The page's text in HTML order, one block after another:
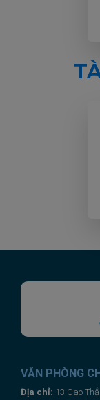
VĂN PHÒNG
Địa chỉ: 13 Cao